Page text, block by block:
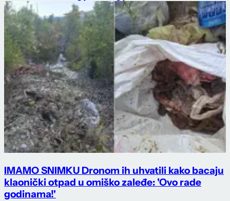
IMAMO SNIMKU Dronom ih uhvatili kako bacaju
klaonički otpad u omiško zaleđe: 'Ovo rade
godinama!'